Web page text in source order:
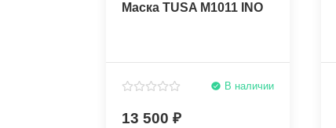
Маска TUSA M1011 INO
В наличии
13 500